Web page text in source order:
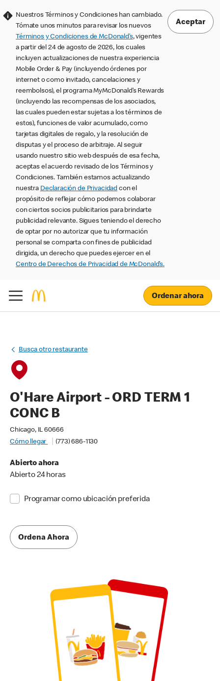
Nuestros Términos y Condiciones han cambiado.
Tómate unos minutos para revisar los nuevos
Términos y Condiciones de McDonald’s, vigentes
a partir del 24 de agosto de 2026, los cuales
incluyen actualizaciones de nuestra experiencia
Mobile Order & Pay (incluyendo órdenes por
internet o como invitado, cancelaciones y
reembolsos), el programa MyMcDonald’s Rewards
(incluyendo las recompensas de los asociados,
las cuales pueden estar sujetas a los términos de
estos), funciones de valor acumulado, como
tarjetas digitales de regalo, y la resolución de
disputas y el proceso de arbitraje. Al seguir
usando nuestro sitio web después de esa fecha,
aceptas el acuerdo revisado de los Términos y
Condiciones. También estamos actualizando
nuestra Declaración de Privacidad con el
propósito de reflejar cómo podemos colaborar
con ciertos socios publicitarios para brindarte
publicidad relevante. Sigues teniendo el derecho
de optar por no autorizar que tu información
personal se comparta con fines de publicidad
dirigida, un derecho que puedes ejercer en el
Centro de Derechos de Privacidad de McDonald’s.
Aceptar
Ordenar ahora
Busca otro restaurante
O'Hare Airport - ORD TERM 1
CONC B
Chicago, IL 60666
Cómo llegar
(773) 686-1130
Abierto ahora
Abierto 24 horas
Programar como ubicación preferida
Ordena Ahora